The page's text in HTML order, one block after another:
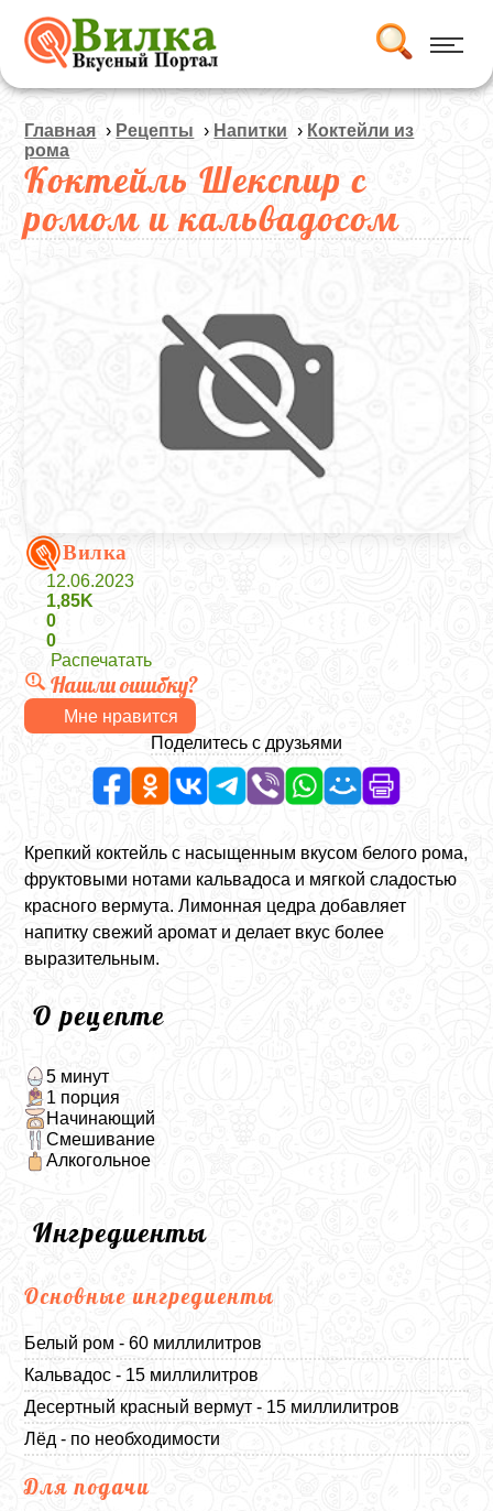
Главная › Рецепты › Напитки › Коктейли из
рома
Коктейль Шекспир с
ромом и кальвадосом
Вилка
12.06.2023
1,85K
0
0
Распечатать
Нашли ошибку?
Мне нравится
Поделитесь с друзьями
Крепкий коктейль с насыщенным вкусом белого рома,
фруктовыми нотами кальвадоса и мягкой сладостью
красного вермута. Лимонная цедра добавляет
напитку свежий аромат и делает вкус более
выразительным.
О рецепте
5 минут
1 порция
Начинающий
Смешивание
Алкогольное
Ингредиенты
Основные ингредиенты
Белый ром - 60 миллилитров
Кальвадос - 15 миллилитров
Десертный красный вермут - 15 миллилитров
Лёд - по необходимости
Для подачи